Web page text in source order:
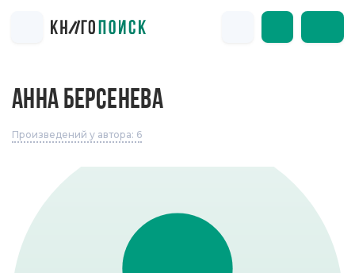
АННА БЕРСЕНЕВА
Произведений у автора: 6